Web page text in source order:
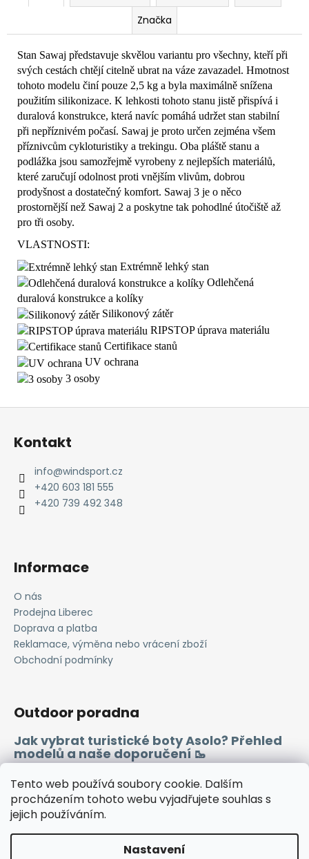
Tento web používá soubory cookie. Dalším
procházením tohoto webu vyjadřujete souhlas s
jejich používáním.
Nastavení
Značka
Stan Sawaj představuje skvělou variantu pro všechny, kteří při
svých cestách chtějí citelně ubrat na váze zavazadel. Hmotnost
tohoto modelu činí pouze 2,5 kg a byla maximálně snížena
použitím silikonizace. K lehkosti tohoto stanu jistě přispívá i
duralová konstrukce, která navíc pomáhá udržet stan stabilní
při nepříznivém počasí. Sawaj je proto určen zejména všem
příznivcům cykloturistiky a trekingu. Oba pláště stanu a
podlážka jsou samozřejmě vyrobeny z nejlepších materiálů,
které zaručují odolnost proti vnějším vlivům, dobrou
prodyšnost a dostatečný komfort. Sawaj 3 je o něco
prostornější než Sawaj 2 a poskytne tak pohodlné útočiště až
pro tři osoby.
VLASTNOSTI:
Extrémně lehký stan
Odlehčená
duralová konstrukce a kolíky
Silikonový zátěr
RIPSTOP úprava materiálu
Certifikace stanů
UV ochrana
3 osoby
Z
Kontakt
info@windsport.cz
+420 603 181 555
+420 739 492 348
Informace
O nás
Prodejna Liberec
Doprava a platba
Reklamace, výměna nebo vrácení zboží
Obchodní podmínky
Outdoor poradna
Jak vybrat turistické boty Asolo? Přehled
modelů a naše doporučení 🥾